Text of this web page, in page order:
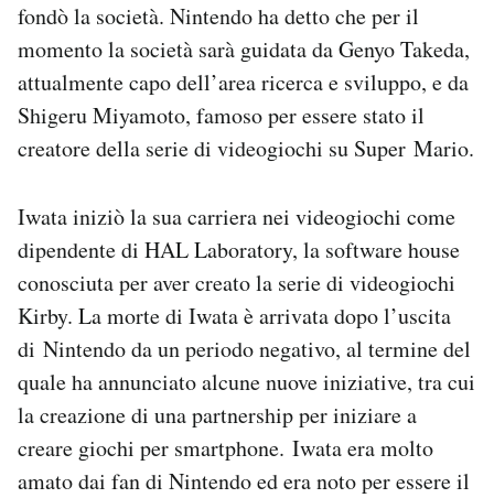
fondò la società. Nintendo ha detto che per il
momento la società sarà guidata da Genyo Takeda,
attualmente capo dell’area ricerca e sviluppo, e da
Shigeru Miyamoto, famoso per essere stato il
creatore della serie di videogiochi su Super Mario.
Iwata iniziò la sua carriera nei videogiochi come
dipendente di HAL Laboratory, la software house
conosciuta per aver creato la serie di videogiochi
Kirby. La morte di Iwata è arrivata dopo l’uscita
di Nintendo da un periodo negativo, al termine del
quale ha annunciato alcune nuove iniziative, tra cui
la creazione di una partnership per iniziare a
creare giochi per smartphone. Iwata era molto
amato dai fan di Nintendo ed era noto per essere il